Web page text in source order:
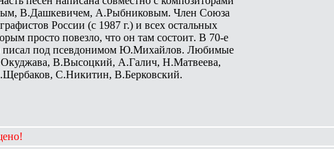
В.Дашкевичем, А.Рыбниковым. Член Союза
России (с 1987 г.) и всех остальных
просто повезло, что он там состоит. В 70-е
под псевдонимом Ю.Михайлов. Любимые
В.Высоцкий, А.Галич, Н.Матвеева,
С.Никитин, В.Берковский.